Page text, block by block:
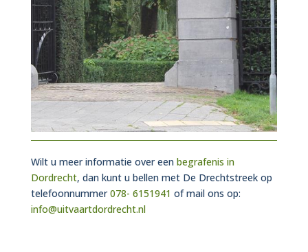
Wilt u meer informatie over een begrafenis in
Dordrecht, dan kunt u bellen met De Drechtstreek op
telefoonnummer078- 6151941 of mail ons op:
info@uitvaartdordrecht.nl